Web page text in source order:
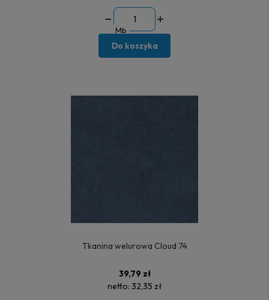
Mb
Do koszyka
Tkanina welurowa Cloud 74
39,79 zł
netto: 32,35 zł